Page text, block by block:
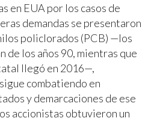
en EUA por los casos de
demandas se presentaron
policlorados (PCB) —los
de los años 90, mientras que
llegó en 2016—,
combatiendo en
y demarcaciones de ese
accionistas obtuvieron un